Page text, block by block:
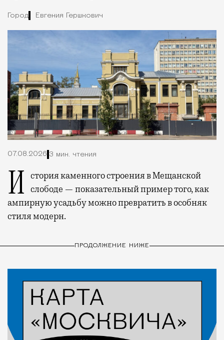
Город Евгения Гершкович
07.08.2026 3 мин. чтения
История каменного строения в Мещанской слободе — показательный пример того, как
ампирную усадьбу можно превратить в особняк
стиля модерн.
ПРОДОЛЖЕНИЕ НИЖЕ